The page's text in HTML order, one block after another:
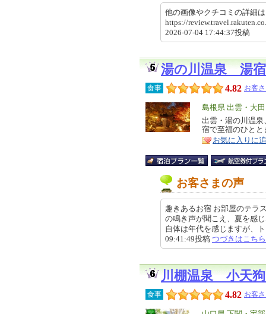
他の画像やクチコミの詳細
https://
2026-07-04 17:44:37投稿
湯の川温泉 湯
食事 4.82 お客
エ
リ
ア
島根県 出雲・大
特
徴
出雲・湯の川温
宿で至福のひとと
お気に入りに
お客さまの声
趣きあるお宿 お部屋のテラ
の鳴き声が聞こえ、夏を感
自体は年代を感じますが、
09:41:49投稿 つづきはこちら
川棚温泉 小天
食事 4.82 お客